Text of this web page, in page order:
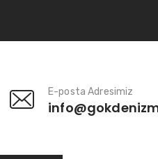
E-posta Adresimiz